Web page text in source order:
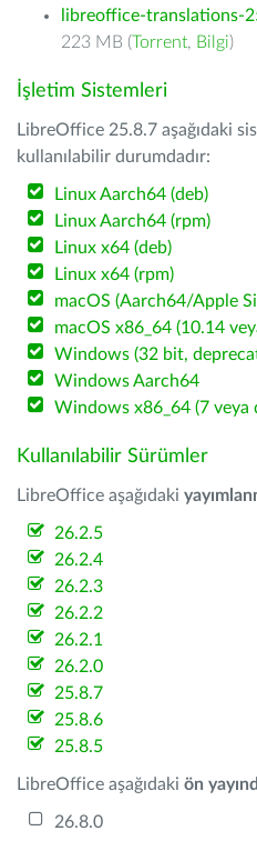
libreoffice-translations-
223 MB (Torrent, Bilgi)
İşletim Sistemleri
LibreOffice 25.8.7 aşağıdaki
kullanılabilir durumdadır:
Linux Aarch64 (deb)
Linux Aarch64 (rpm)
Linux x64 (deb)
Linux x64 (rpm)
macOS (Aarch64/Apple
macOS x86_64 (10.14
Windows (32 bit,
Windows Aarch64
Windows x86_64 (7 veya
Kullanılabilir Sürümler
LibreOffice aşağıdaki
26.2.5
26.2.4
26.2.3
26.2.2
26.2.1
26.2.0
25.8.7
25.8.6
25.8.5
LibreOffice aşağıdaki ön
26.8.0